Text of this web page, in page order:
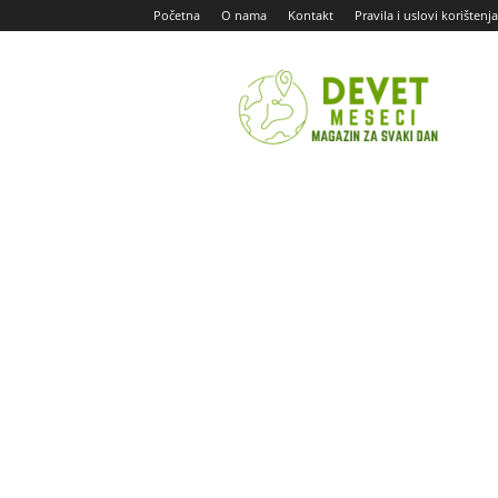
Početna O nama Kontakt Pravila i uslovi korištenja
Devet
Meseci